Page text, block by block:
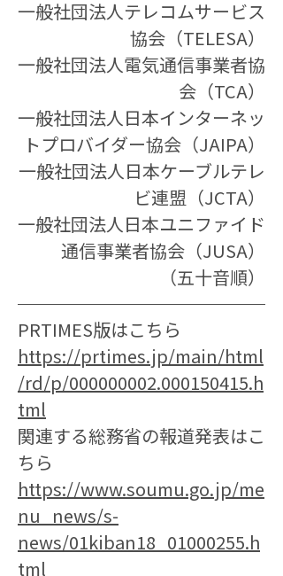
一般社団法人テレコムサービス
協会（TELESA）
一般社団法人電気通信事業者協
会（TCA）
一般社団法人日本インターネッ
トプロバイダー協会（JAIPA）
一般社団法人日本ケーブルテレ
ビ連盟（JCTA）
一般社団法人日本ユニファイド
通信事業者協会（JUSA）
（五十音順）
PRTIMES版はこちら
https://prtimes.jp/main/html
/rd/p/000000002.000150415.h
tml
関連する総務省の報道発表はこ
ちら
https://www.soumu.go.jp/me
nu_news/s-
news/01kiban18_01000255.h
tml